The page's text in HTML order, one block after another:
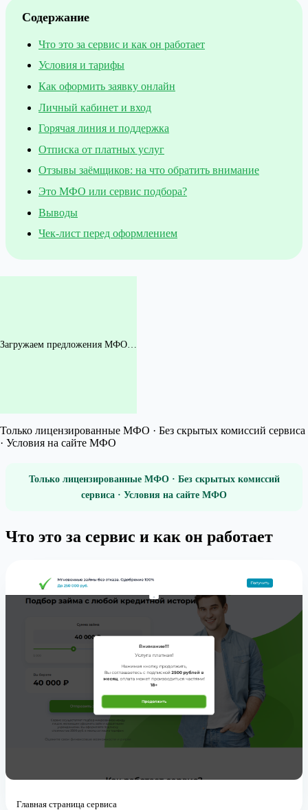
Содержание
Что это за сервис и как он работает
Условия и тарифы
Как оформить заявку онлайн
Личный кабинет и вход
Горячая линия и поддержка
Отписка от платных услуг
Отзывы заёмщиков: на что обратить внимание
Это МФО или сервис подбора?
Выводы
Чек-лист перед оформлением
Загружаем предложения МФО…
Только лицензированные МФО · Без скрытых комиссий сервиса
· Условия на сайте МФО
Только лицензированные МФО · Без скрытых комиссий
сервиса · Условия на сайте МФО
Что это за сервис и как он работает
Главная страница сервиса